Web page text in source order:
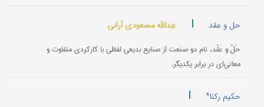
حل و عقد | عبدالله مسعودی آرانی
حَلّ و عَقْد، نام دو صنعت از صنایع بدیعی لفظی با کارکردی متفاوت و
معانی‌ای در برابر یکدیگر.
حکیم رکنا* |